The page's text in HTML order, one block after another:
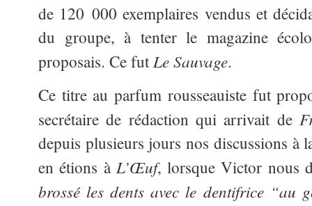
de 120 000 exemplaires vendus et
du groupe, à tenter le magazine
proposais. Ce futLe Sauvage.
Ce titre au parfum rousseauiste fut
secrétaire de rédaction qui arrivait de
depuis plusieurs jours nos discussions à
en étions à L’Œuf, lorsque Victor
brossé les dents avec le dentifrice “au